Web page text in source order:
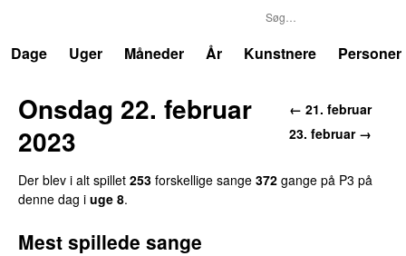
Dage
Uger Måneder År Kunstnere Personer
← 21. februar
23. februar →
Onsdag 22. februar
2023
Der blev i alt spillet 253 forskellige sange 372 gange på P3 på
denne dag i uge 8.
Mest spillede sange